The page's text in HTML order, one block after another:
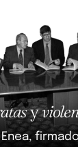
y
Enea,